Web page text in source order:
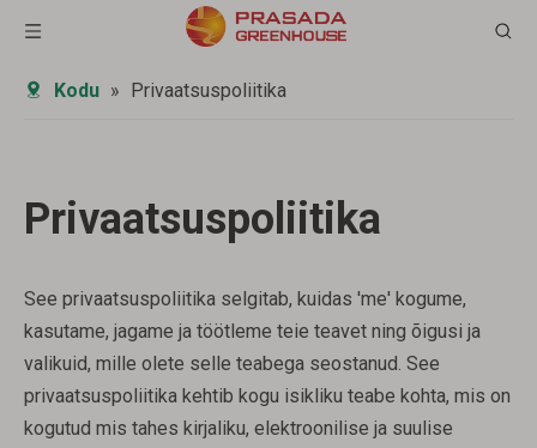
Kodu » Privaatsuspoliitika
Privaatsuspoliitika
See privaatsuspoliitika selgitab, kuidas 'me' kogume,
kasutame, jagame ja töötleme teie teavet ning õigusi ja
valikuid, mille olete selle teabega seostanud. See
privaatsuspoliitika kehtib kogu isikliku teabe kohta, mis on
kogutud mis tahes kirjaliku, elektroonilise ja suulise